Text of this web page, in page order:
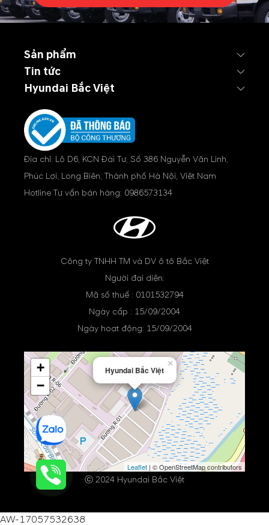
Sản phẩm
Tin tức
Hyundai Bắc Việt
Địa chỉ: Lô D6, KCN Đài Tư, Số 386 Nguyễn Văn Linh,
Phúc Lợi, Long Biên, Thành phố Hà Nội, Việt Nam
Hotline Tư vấn bán hàng: 0986573134
Công ty TNHH TM và DV ô tô Bắc Việt
Người đại diện:
Mã số thuế : 0101532794
Ngày cấp : 15/09/2004
Ngày hoạt động: 15/09/2004
Hyundai Bắc Việt
×
+
−
Leaflet | © OpenStreetMap contributors
ⓒ 2024 Hyundai Bắc Việt
AW-17057532638